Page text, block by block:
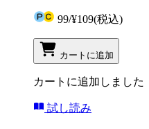
99/¥109(税込)
カートに追加
カートに追加しました
試し読み